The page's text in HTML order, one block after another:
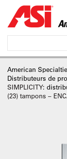
American
Distributeurs de
SIMPLICITY:
(23) tampons –